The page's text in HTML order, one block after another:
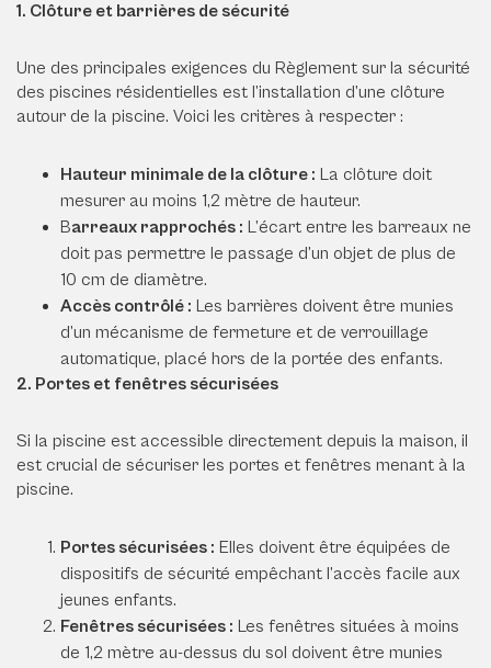
1. Clôture et barrières de sécurité
Une des principales exigences du Règlement sur la sécurité
des piscines résidentielles est l’installation d’une clôture
autour de la piscine. Voici les critères à respecter :
Hauteur minimale de la clôture : La clôture doit
mesurer au moins 1,2 mètre de hauteur.
Barreaux rapprochés : L’écart entre les barreaux ne
doit pas permettre le passage d’un objet de plus de
10 cm de diamètre.
Accès contrôlé : Les barrières doivent être munies
d’un mécanisme de fermeture et de verrouillage
automatique, placé hors de la portée des enfants.
2. Portes et fenêtres sécurisées
Si la piscine est accessible directement depuis la maison, il
est crucial de sécuriser les portes et fenêtres menant à la
piscine.
Portes sécurisées : Elles doivent être équipées de
dispositifs de sécurité empêchant l’accès facile aux
jeunes enfants.
Fenêtres sécurisées : Les fenêtres situées à moins
de 1,2 mètre au-dessus du sol doivent être munies